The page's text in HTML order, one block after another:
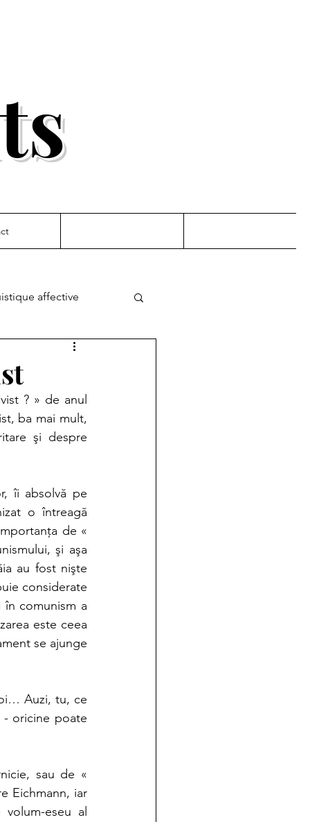
affective
? » de anul
ba mai mult,
şi despre
îi absolvă pe
o întreagă
de «
şi aşa
au fost nişte
considerate
în comunism a
este ceea
se ajunge
Auzi, tu, ce
- oricine poate
sau de «
Eichmann, iar
eseu al